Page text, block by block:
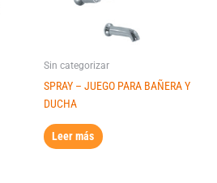
Sin categorizar
SPRAY – JUEGO PARA BAÑERA Y
DUCHA
Leer más